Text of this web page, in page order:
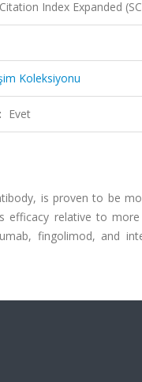
Index Expanded
Koleksiyonu
Evet
is proven to be
efficacy relative to
fingolimod, and